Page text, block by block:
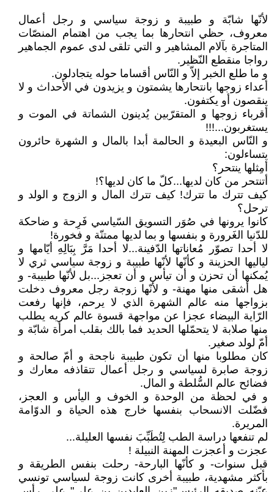
لأنّها شابّة و طبيبة و زوجة سياسي و رجل أعمال
معروف، حظي انتحارها بما يجب من اهتمام المنصّات
المتاجرة بآلام المشاهير و التي تلقى لدى عموم الجماهير
رواجا منقطع النّظير.
و ما طلع الخبر إلاّ و النّاس أقساما حوله يتجادلون.
أعداء زوجها بانتحارها يشمتون و يزيدون في الأحداث و لا
ينقصون أو يكتفون.
أقرباء زوجها و المتقرّبين يُدينون الشماتة في الموت و
يستغربون...!!!
و النّاس البعيدة و الحالمة أبدا بالمال و الشهرة حائرون
يتساءلون:
أمِثلها ينتحر؟
أتنتحر من كان لديها...كلّ ما كان لديها؟!
كيف تترك ما تترك! كيف تترك المال و الزوج و الولد و
ترحل؟
كانوا يرونها في صُوَر التسويق السّياسي فَرِحة و ضاحكة
للدّنيا الغَرورة و بنفسها و بما لديها ممتنّة و فخورة!
لا أحدا تصوّر مُعاناتها الدّفينة...لا أحدا مَرَّ بِبَالِهِ أيّامها و
لياليها الحزينة و كأنّها لأنّها طبيبة و زوجة سياسي ثري لا
يُمكنها أن تحزن و أن تيأس و أن تعجز...بل لأنّها طبيبة- و
هل أشقى منها مهنة- و لأنّها زوجة رجل معروف دخلت
بزواجها منه عالم الشهرة الذي لا يرحم، فإنها رفعت
الرّاية البيضاء عجزا عن مواجهة قسوة عالم كريه يطلب
منها صلابة لا يتحمّلها الحديد فما بالك بقلب امرأة شابّة و
أمّ لولد صغير.
كان مطلوبا منها أن تكون طبيبة ناجحة و أمّ صالحة و
زوجة صابرة لسياسي و رجل أعمال تتقاذفه معارك و
فضائح عالم السُّلطة و المال.
و في لحظة من الوحدة و الخوف و اليأس و العجز،
فضّلت الانسحاب بنفسها خارج هذه الحياة و الدوّامة
المريرة.
لم تنفعها دراسة الطب لِتُطَبِّبَ نفسها العليلة...
عجزت و أعجزت المهنة النبيلة !
قبل سنوات- و كأنّها البارحة- رحلت بنفس الطريقة و
بأكثر مشهدية، طبيبة أخرى كانت زوجة لسياسي تونسي